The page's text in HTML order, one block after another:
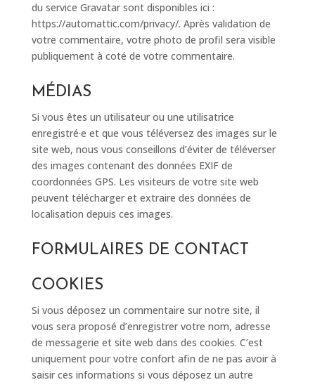
du service Gravatar sont disponibles ici :
https://automattic.com/privacy/. Après validation de
votre commentaire, votre photo de profil sera visible
publiquement à coté de votre commentaire.
MÉDIAS
Si vous êtes un utilisateur ou une utilisatrice
enregistré·e et que vous téléversez des images sur le
site web, nous vous conseillons d’éviter de téléverser
des images contenant des données EXIF de
coordonnées GPS. Les visiteurs de votre site web
peuvent télécharger et extraire des données de
localisation depuis ces images.
FORMULAIRES DE CONTACT
COOKIES
Si vous déposez un commentaire sur notre site, il
vous sera proposé d’enregistrer votre nom, adresse
de messagerie et site web dans des cookies. C’est
uniquement pour votre confort afin de ne pas avoir à
saisir ces informations si vous déposez un autre